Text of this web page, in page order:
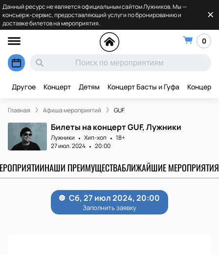
Данный ресурс не является официальным сайтом Лужников. Мы —
консьерж-сервис, предоставляющий услуги по бронированию и
доставке билетов на мероприятия.
0
Другое Концерт Детям Концерт Басты и Гуфа Концерт
Главная Афиша мероприятий GUF
Билеты на концерт GUF, Лужники
Лужники Хип-хоп
18+
27 июл. 2024
20:00
НАШИ ПРЕИМУЩЕСТВАБЛИЖАЙШИЕ МЕРОПРИЯТИЯ